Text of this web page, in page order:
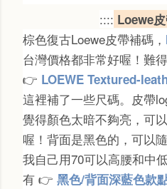
:::: Loewe
棕色復古Loewe皮帶補碼，
台灣價格都非常好喔！難得
👉 LOEWE Textured-
這裡補了一些尺碼。皮帶
覺得顏色太暗不夠亮，可
喔！背面是黑色的，可以
我自己用70可以高腰和中
有 👉 黑色/背面深藍色款